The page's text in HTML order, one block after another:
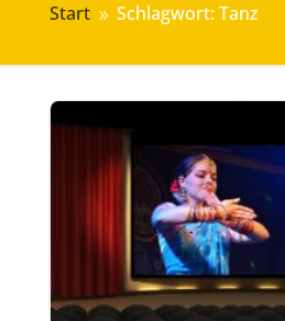
Start 9 Schlagwort: Tanz